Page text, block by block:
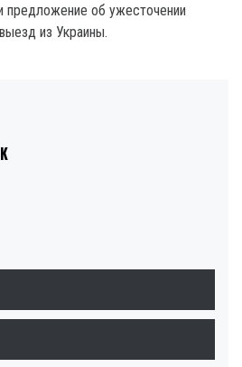
предложение об ужесточении
из Украины.